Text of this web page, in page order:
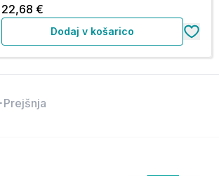
22,68 €
Dodaj v košarico
Prejšnja